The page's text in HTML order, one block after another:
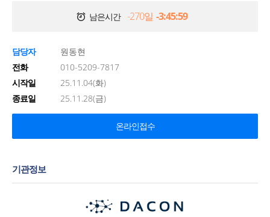
남은시간 -270일 -3:45:59
담당자
원동현
전화
010-5209-7817
시작일
25.11.04(화)
종료일
25.11.28(금)
온라인접수
기관정보